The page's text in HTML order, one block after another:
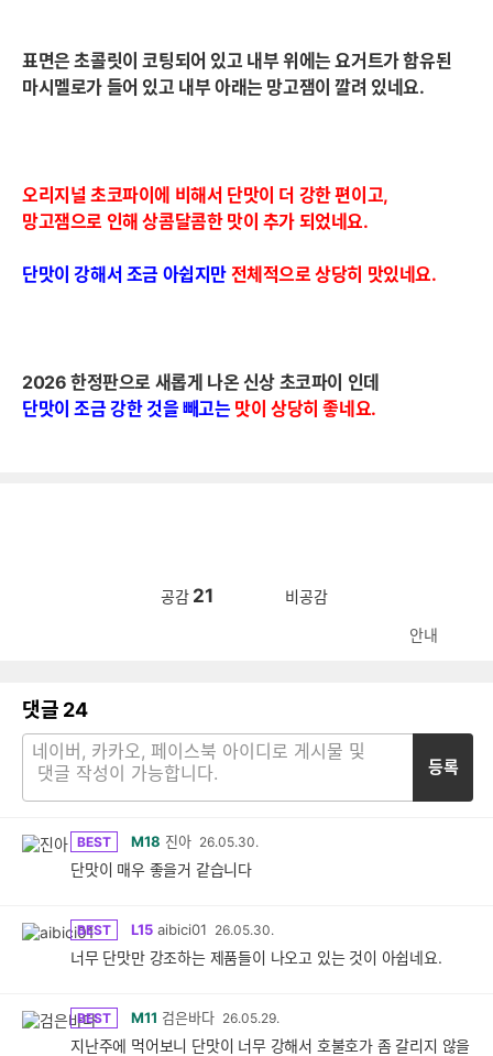
표면은 초콜릿이 코팅되어 있고 내부 위에는 요거트가 함유된
마시멜로가 들어 있고 내부 아래는 망고잼이 깔려 있네요.
오리지널 초코파이에 비해서 단맛이 더 강한 편이고,
망고잼으로 인해 상콤달콤한 맛이 추가 되었네요.
단맛이 강해서 조금 아쉽지만 전체적으로 상당히 맛있네요.
2026 한정판으로 새롭게 나온 신상 초코파이 인데
단맛이 조금 강한 것을 빼고는 맛이 상당히 좋네요.
공감 21 비공감
안내
댓글 24
등록
BEST M18 진아 26.05.30.
단맛이 매우 좋을거 같습니다
BEST L15 aibici01 26.05.30.
너무 단맛만 강조하는 제품들이 나오고 있는 것이 아쉽네요.
BEST M11 검은바다 26.05.29.
지난주에 먹어보니 단맛이 너무 강해서 호불호가 좀 갈리지 않을